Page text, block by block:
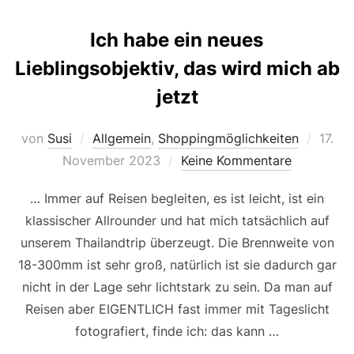
Ich habe ein neues
Lieblingsobjektiv, das wird mich ab
jetzt
von Susi Allgemein, Shoppingmöglichkeiten
17.
November 2023
Keine Kommentare
… Immer auf Reisen begleiten, es ist leicht, ist ein
klassischer Allrounder und hat mich tatsächlich auf
unserem Thailandtrip überzeugt. Die Brennweite von
18-300mm ist sehr groß, natürlich ist sie dadurch gar
nicht in der Lage sehr lichtstark zu sein. Da man auf
Reisen aber EIGENTLICH fast immer mit Tageslicht
fotografiert, finde ich: das kann …